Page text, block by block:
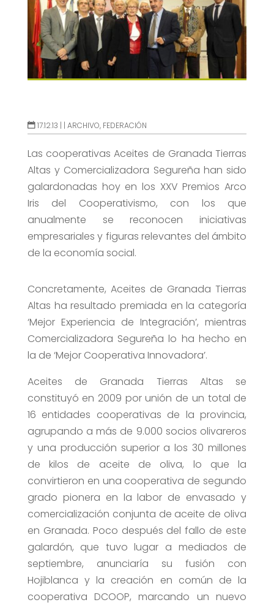
17.12.13 | | ARCHIVO, FEDERACIÓN
Las cooperativas Aceites de Granada Tierras
Altas y Comercializadora Segureña han sido
galardonadas hoy en los XXV Premios Arco
Iris del Cooperativismo, con los que
anualmente se reconocen iniciativas
empresariales y figuras relevantes del ámbito
de la economía social.
Concretamente, Aceites de Granada Tierras
Altas ha resultado premiada en la categoría
‘Mejor Experiencia de Integración’, mientras
Comercializadora Segureña lo ha hecho en
la de ‘Mejor Cooperativa Innovadora’.
Aceites de Granada Tierras Altas se
constituyó en 2009 por unión de un total de
16 entidades cooperativas de la provincia,
agrupando a más de 9.000 socios olivareros
y una producción superior a los 30 millones
de kilos de aceite de oliva, lo que la
convirtieron en una cooperativa de segundo
grado pionera en la labor de envasado y
comercialización conjunta de aceite de oliva
en Granada. Poco después del fallo de este
galardón, que tuvo lugar a mediados de
septiembre, anunciaría su fusión con
Hojiblanca y la creación en común de la
cooperativa DCOOP, marcando un nuevo